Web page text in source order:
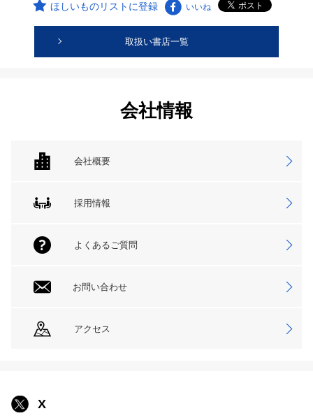
ほしいものリストに登録 いいね
取扱い書店一覧
会社情報
会社概要
採用情報
よくあるご質問
お問い合わせ
アクセス
X